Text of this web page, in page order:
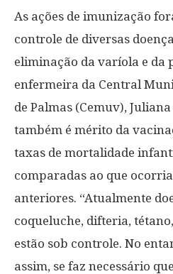
As ações de imunização
controle de diversas
eliminação da varíola e da
enfermeira da Central
de Palmas (Cemuv),
também é mérito da
taxas de mortalidade
comparadas ao que
anteriores. “Atualmente
coqueluche, difteria,
estão sob controle. No
assim, se faz necessário